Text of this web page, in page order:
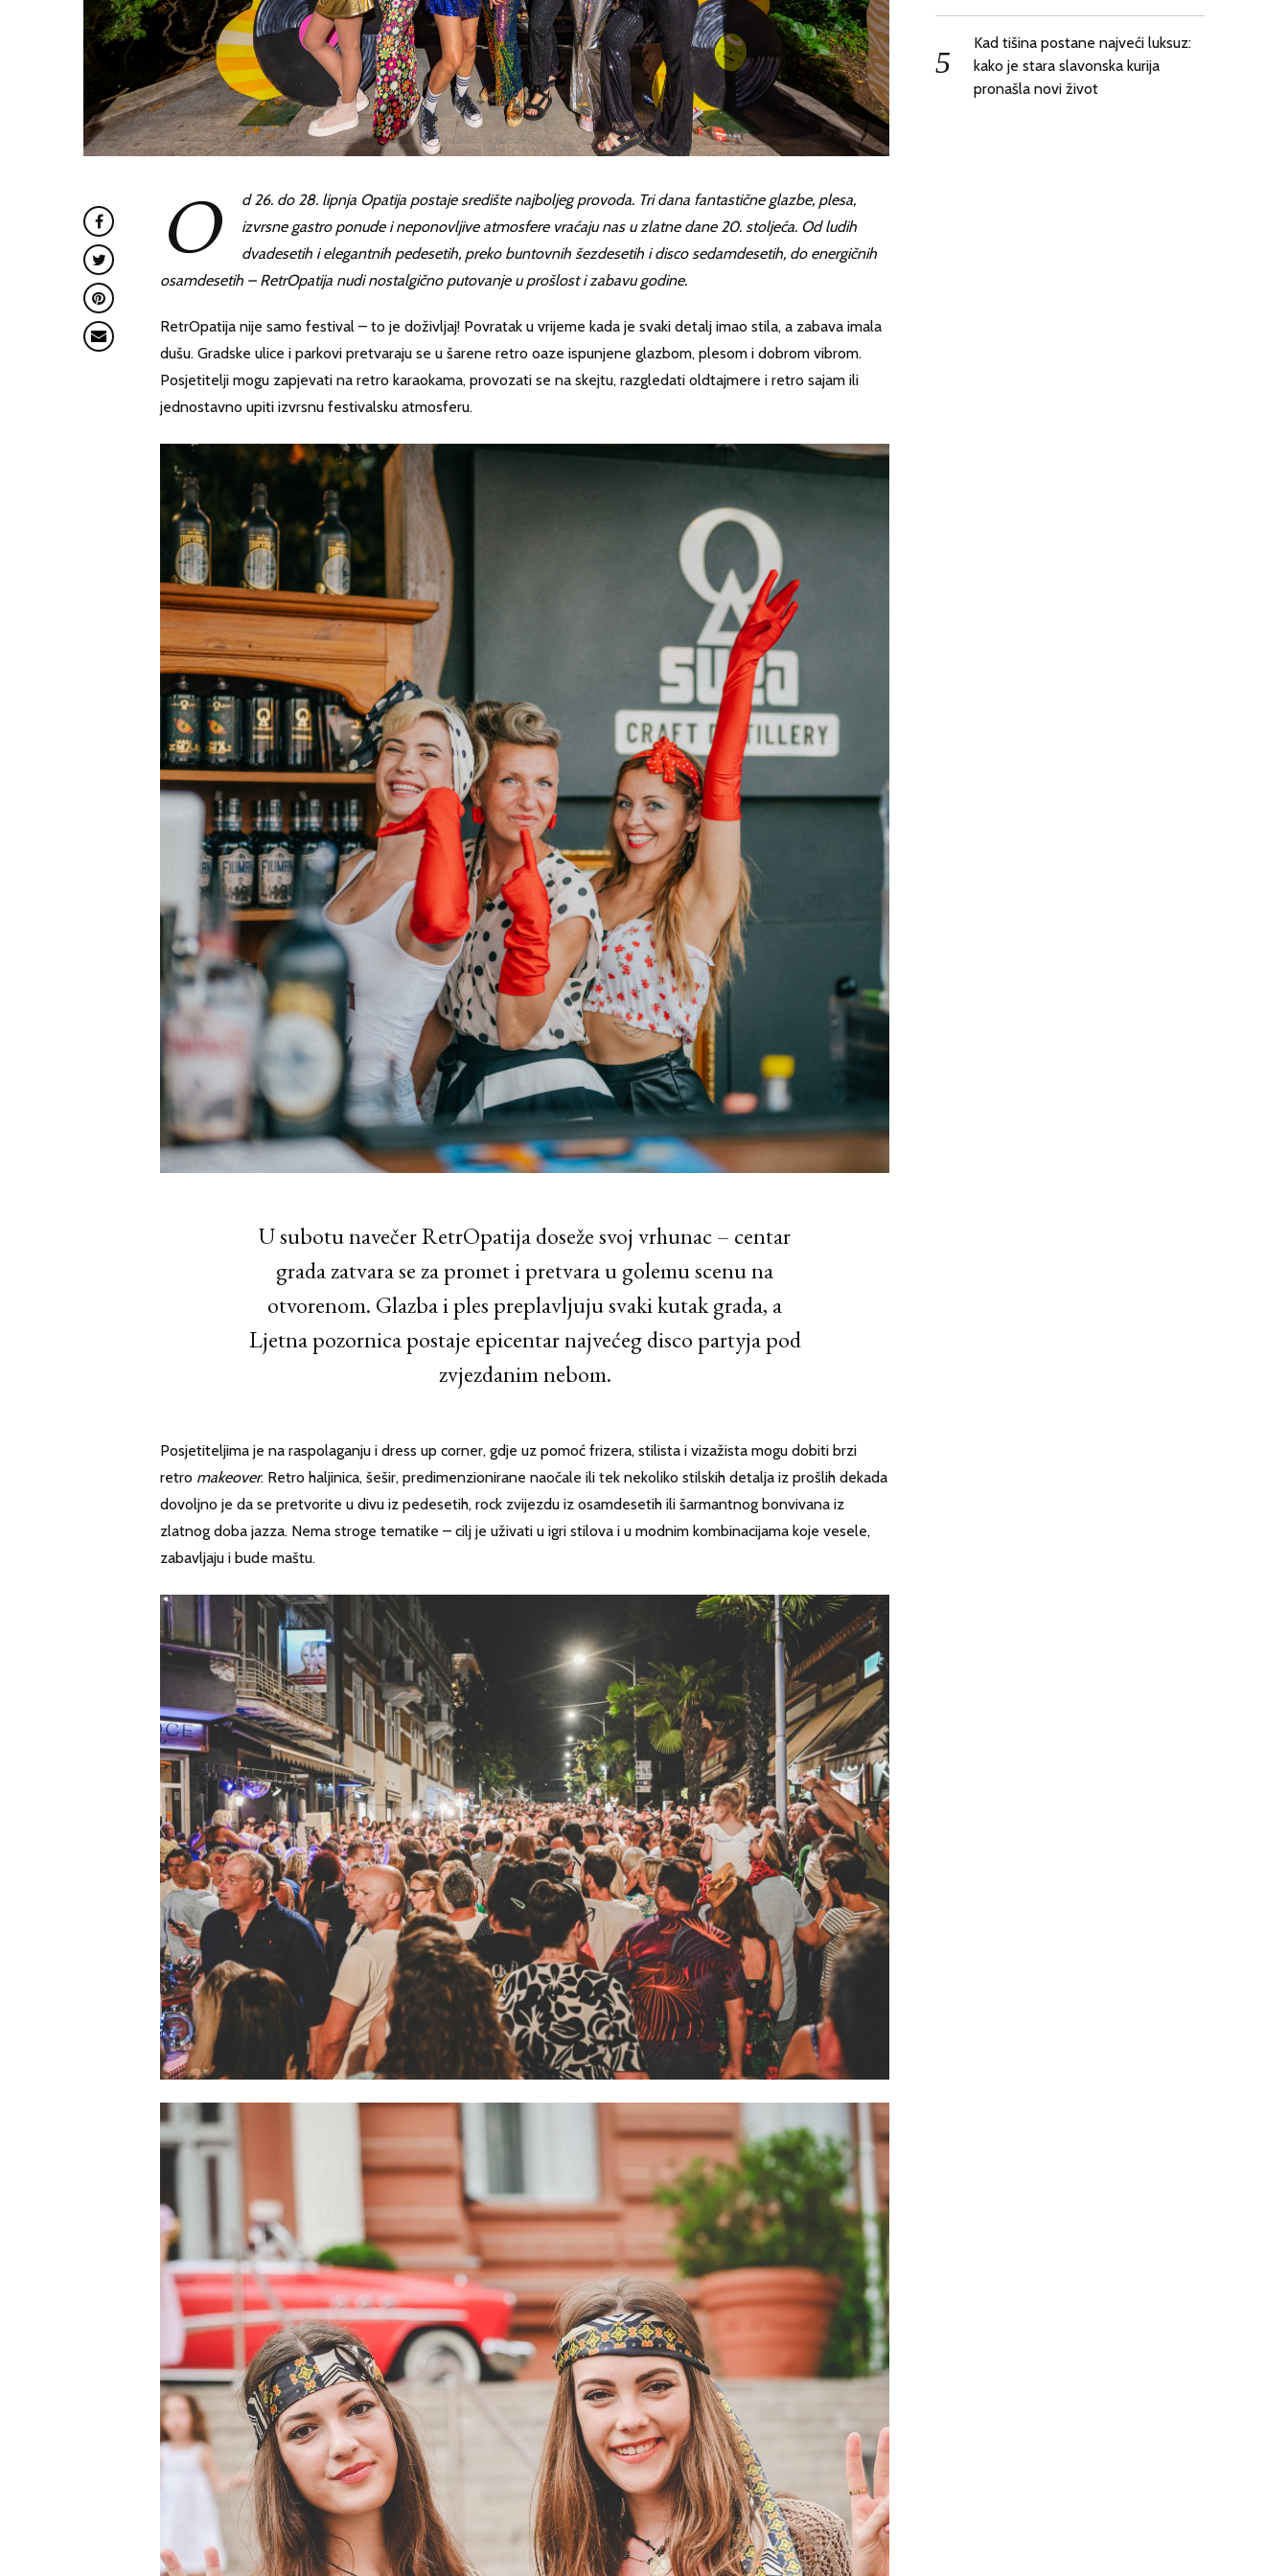
O
d 26. do 28. lipnja Opatija postaje središte najboljeg provoda. Tri dana fantastične glazbe, plesa,
izvrsne gastro ponude i neponovljive atmosfere vraćaju nas u zlatne dane 20. stoljeća. Od ludih
dvadesetih i elegantnih pedesetih, preko buntovnih šezdesetih i disco sedamdesetih, do energičnih
osamdesetih – RetrOpatija nudi nostalgično putovanje u prošlost i zabavu godine.
RetrOpatija nije samo festival – to je doživljaj! Povratak u vrijeme kada je svaki detalj imao stila, a zabava imala
dušu. Gradske ulice i parkovi pretvaraju se u šarene retro oaze ispunjene glazbom, plesom i dobrom vibrom.
Posjetitelji mogu zapjevati na retro karaokama, provozati se na skejtu, razgledati oldtajmere i retro sajam ili
jednostavno upiti izvrsnu festivalsku atmosferu.
U subotu navečer RetrOpatija doseže svoj vrhunac – centar
grada zatvara se za promet i pretvara u golemu scenu na
otvorenom. Glazba i ples preplavljuju svaki kutak grada, a
Ljetna pozornica postaje epicentar najvećeg disco partyja pod
zvjezdanim nebom.
Posjetiteljima je na raspolaganju i dress up corner, gdje uz pomoć frizera, stilista i vizažista mogu dobiti brzi
retro makeover. Retro haljinica, šešir, predimenzionirane naočale ili tek nekoliko stilskih detalja iz prošlih dekada
dovoljno je da se pretvorite u divu iz pedesetih, rock zvijezdu iz osamdesetih ili šarmantnog bonvivana iz
zlatnog doba jazza. Nema stroge tematike – cilj je uživati u igri stilova i u modnim kombinacijama koje vesele,
zabavljaju i bude maštu.
Kad tišina postane najveći luksuz:
kako je stara slavonska kurija
pronašla novi život